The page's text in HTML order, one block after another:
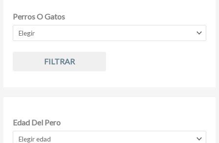
Perros O Gatos
FILTRAR
Edad Del Pero